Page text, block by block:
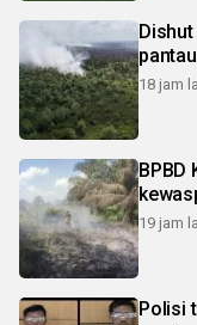
18 jam
BPBD
19 jam
Polisi